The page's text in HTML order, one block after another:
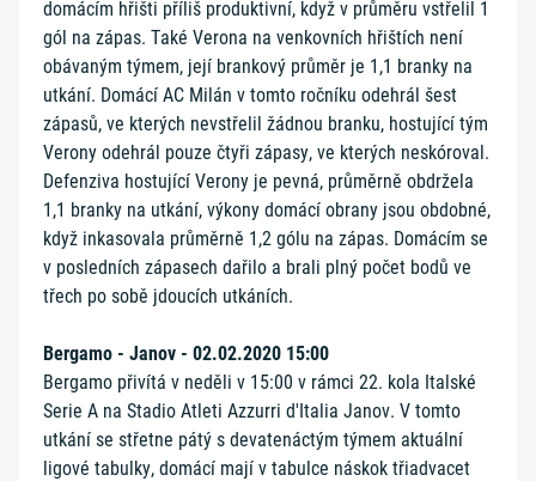
domácím hřišti příliš produktivní, když v průměru vstřelil 1
gól na zápas. Také Verona na venkovních hřištích není
obávaným týmem, její brankový průměr je 1,1 branky na
utkání. Domácí AC Milán v tomto ročníku odehrál šest
zápasů, ve kterých nevstřelil žádnou branku, hostující tým
Verony odehrál pouze čtyři zápasy, ve kterých neskóroval.
Defenziva hostující Verony je pevná, průměrně obdržela
1,1 branky na utkání, výkony domácí obrany jsou obdobné,
když inkasovala průměrně 1,2 gólu na zápas. Domácím se
v posledních zápasech dařilo a brali plný počet bodů ve
třech po sobě jdoucích utkáních.
Bergamo - Janov - 02.02.2020 15:00
Bergamo přivítá v neděli v 15:00 v rámci 22. kola Italské
Serie A na Stadio Atleti Azzurri d'Italia Janov. V tomto
utkání se střetne pátý s devatenáctým týmem aktuální
ligové tabulky, domácí mají v tabulce náskok třiadvacet